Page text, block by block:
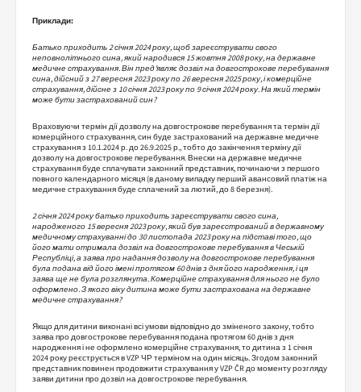
Приклади:
Батько приходить 2 січня 2024 року, щоб зареєструвати свого
неповнолітнього сина, який народився 15 жовтня 2008 року, на державне
медичне страхування. Він пред'являє дозвіл на довгострокове перебування
сина, дійсний з 27 вересня 2023 року по 26 вересня 2025 року, і комерційне
страхування, дійсне з 10 січня 2023 року по 9 січня 2024 року. На який термін
може бути застрахований син?
Враховуючи термін дії дозволу на довгострокове перебування та термін дії
комерційного страхування, син буде застрахований на державне медичне
страхування з 10.1.2024 р. до 26.9.2025 р., тобто до закінчення терміну дії
дозволу на довгострокове перебування. Внески на державне медичне
страхування буде сплачувати законний представник, починаючи з першого
повного календарного місяця (в даному випадку перший авансовий платіж на
медичне страхування буде сплачений за лютий, до 8 березня).
2 січня 2024 року батько приходить зареєструвати свого сина,
народженого 15 вересня 2023 року, який був зареєстрований в державному
медичному страхуванні до 30 листопада 2023 року на підставі того, що
його мати отримала дозвіл на довгострокове перебування в Чеській
Республіці, а заява про надання дозволу на довгострокове перебування
була подана від його імені протягом 60 днів з дня його народження, і ця
заява ще не була розглянута. Комерційне страхування для нього не було
оформлено. З якого віку дитина може бути застрахована на державне
медичне страхування?
Якщо для дитини виконані всі умови відповідно до зміненого закону, тобто
заява про довгострокове перебування подана протягом 60 днів з дня
народження і не оформлено комерційне страхування, то дитина з 1 січня
2024 року реєструється в VZP ЧР терміном на один місяць. Згодом законний
представник повинен продовжити страхування у VZP ČR до моменту розгляду
заяви дитини про дозвіл на довгострокове перебування.